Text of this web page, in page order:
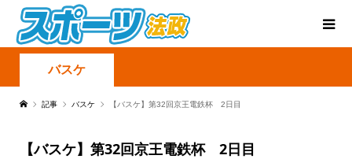
バスケ
記事 バスケ 【バスケ】第32回京王電鉄杯 2日目
【バスケ】第32回京王電鉄杯 2日目